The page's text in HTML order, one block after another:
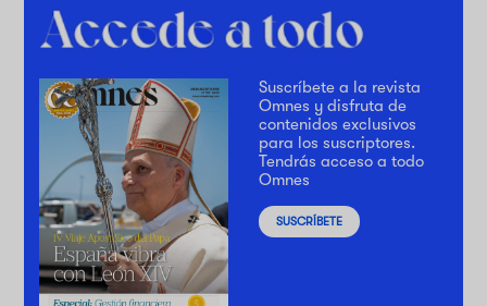
Suscríbete a la revista
Omnes y disfruta de
contenidos exclusivos
para los suscriptores.
Tendrás acceso a todo
Omnes
SUSCRÍBETE